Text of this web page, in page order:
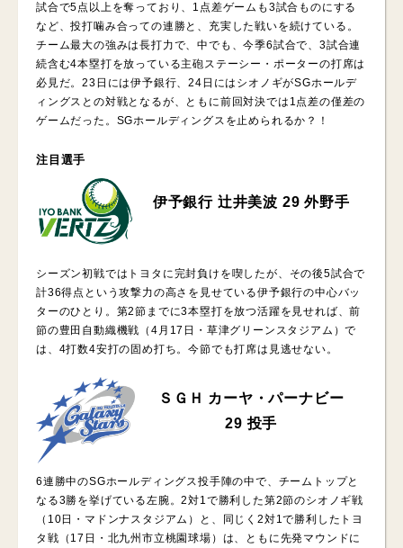
試合で5点以上を奪っており、1点差ゲームも3試合ものにする
など、投打噛み合っての連勝と、充実した戦いを続けている。
チーム最大の強みは長打力で、中でも、今季6試合で、3試合連
続含む4本塁打を放っている主砲ステーシー・ポーターの打席は
必見だ。23日には伊予銀行、24日にはシオノギがSGホールデ
ィングスとの対戦となるが、ともに前回対決では1点差の僅差の
ゲームだった。SGホールディングスを止められるか？！
注目選手
伊予銀行 辻井美波 29 外野手
シーズン初戦ではトヨタに完封負けを喫したが、その後5試合で
計36得点という攻撃力の高さを見せている伊予銀行の中心バッ
ターのひとり。第2節までに3本塁打を放つ活躍を見せれば、前
節の豊田自動織機戦（4月17日・草津グリーンスタジアム）で
は、4打数4安打の固め打ち。今節でも打席は見逃せない。
ＳＧＨ カーヤ・パーナビー
29 投手
6連勝中のSGホールディングス投手陣の中で、チームトップと
なる3勝を挙げている左腕。2対1で勝利した第2節のシオノギ戦
（10日・マドンナスタジアム）と、同じく2対1で勝利したトヨ
タ戦（17日・北九州市立桃園球場）は、ともに先発マウンドに